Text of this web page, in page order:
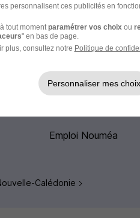
Emploi Nouméa
Calédonie
personnalisent ces publicités en
tout momentparamétrer vos choixou
" en bas de page.
plus, consultez notre Politique de
Personnaliser mes choix